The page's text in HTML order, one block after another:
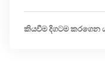
කියවීම දිගටම කරගෙන